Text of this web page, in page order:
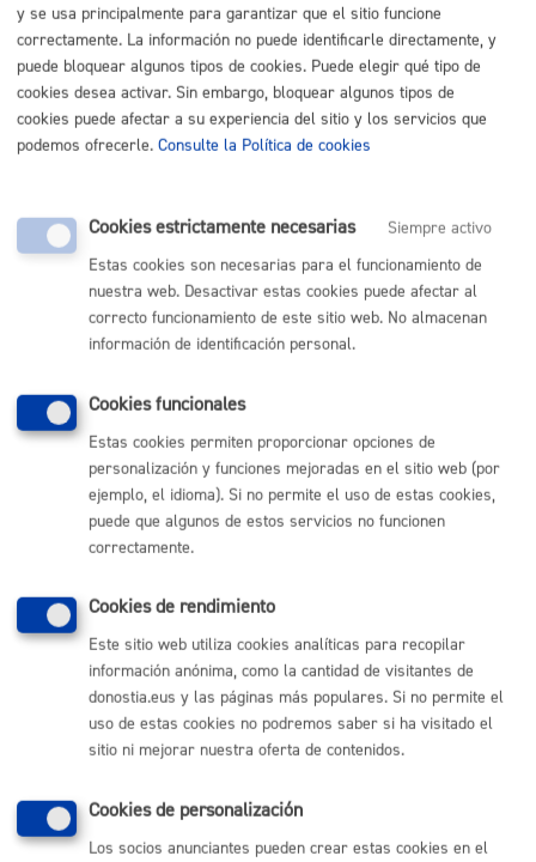
Consulta y asesoramiento de proyectos técnicos de
establecimientos alimentarios
ONLINE
PRESENCIAL
Consultas de actividades * Online con certificado electrónico
ONLINE
PRESENCIAL
MÁQUINA
Denuncias por Infracciones urbanísticas: obras o
actividades
* Online con certificado electrónico
TELÉFONO
MÁQUINA
Licencia de actividad clasificada y/u Obras en locales
*
Online con certificado electrónico
PRESENCIAL
TELÉFONO
y se usa principalmente para garantizar que el sitio funcione
correctamente. La información no puede identificarle directamente, y
puede bloquear algunos tipos de cookies. Puede elegir qué tipo de
cookies desea activar. Sin embargo, bloquear algunos tipos de
cookies puede afectar a su experiencia del sitio y los servicios que
podemos ofrecerle. Consulte la Política de cookies
Cookies estrictamente necesarias
Siempre activo
Estas cookies son necesarias para el funcionamiento de
nuestra web. Desactivar estas cookies puede afectar al
correcto funcionamiento de este sitio web. No almacenan
información de identificación personal.
Cookies funcionales
Estas cookies permiten proporcionar opciones de
personalización y funciones mejoradas en el sitio web (por
ejemplo, el idioma). Si no permite el uso de estas cookies,
puede que algunos de estos servicios no funcionen
correctamente.
Cookies de rendimiento
Este sitio web utiliza cookies analíticas para recopilar
información anónima, como la cantidad de visitantes de
donostia.eus y las páginas más populares. Si no permite el
uso de estas cookies no podremos saber si ha visitado el
sitio ni mejorar nuestra oferta de contenidos.
Cookies de personalización
Los socios anunciantes pueden crear estas cookies en el